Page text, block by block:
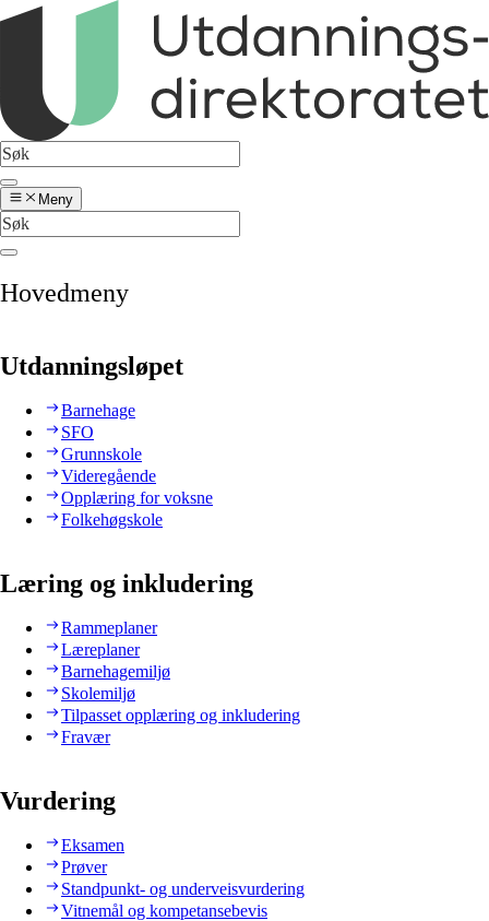
Meny
Hovedmeny
Utdanningsløpet
Barnehage
SFO
Grunnskole
Videregående
Opplæring for voksne
Folkehøgskole
Læring og inkludering
Rammeplaner
Læreplaner
Barnehagemiljø
Skolemiljø
Tilpasset opplæring og inkludering
Fravær
Vurdering
Eksamen
Prøver
Standpunkt- og underveisvurdering
Vitnemål og kompetansebevis